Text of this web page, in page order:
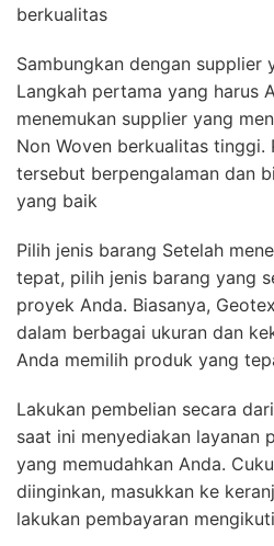
berkualitas
Sambungkan dengan supplier
Langkah pertama yang harus
menemukan supplier yang
Non Woven berkualitas tinggi.
tersebut berpengalaman dan
yang baik
Pilih jenis barang Setelah
tepat, pilih jenis barang yang
proyek Anda. Biasanya,
dalam berbagai ukuran dan
Anda memilih produk yang
Lakukan pembelian secara
saat ini menyediakan layanan
yang memudahkan Anda.
diinginkan, masukkan ke
lakukan pembayaran